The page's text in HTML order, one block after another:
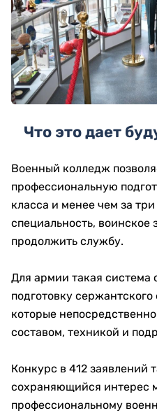
Что это дает
Военный колледж
профессиональную
класса и менее чем за три
специальность, воинское
продолжить службу.
Для армии такая система
подготовку
которые
составом, техникой и
Конкурс в 412 заявлений
сохраняющийся интерес
профессиональному